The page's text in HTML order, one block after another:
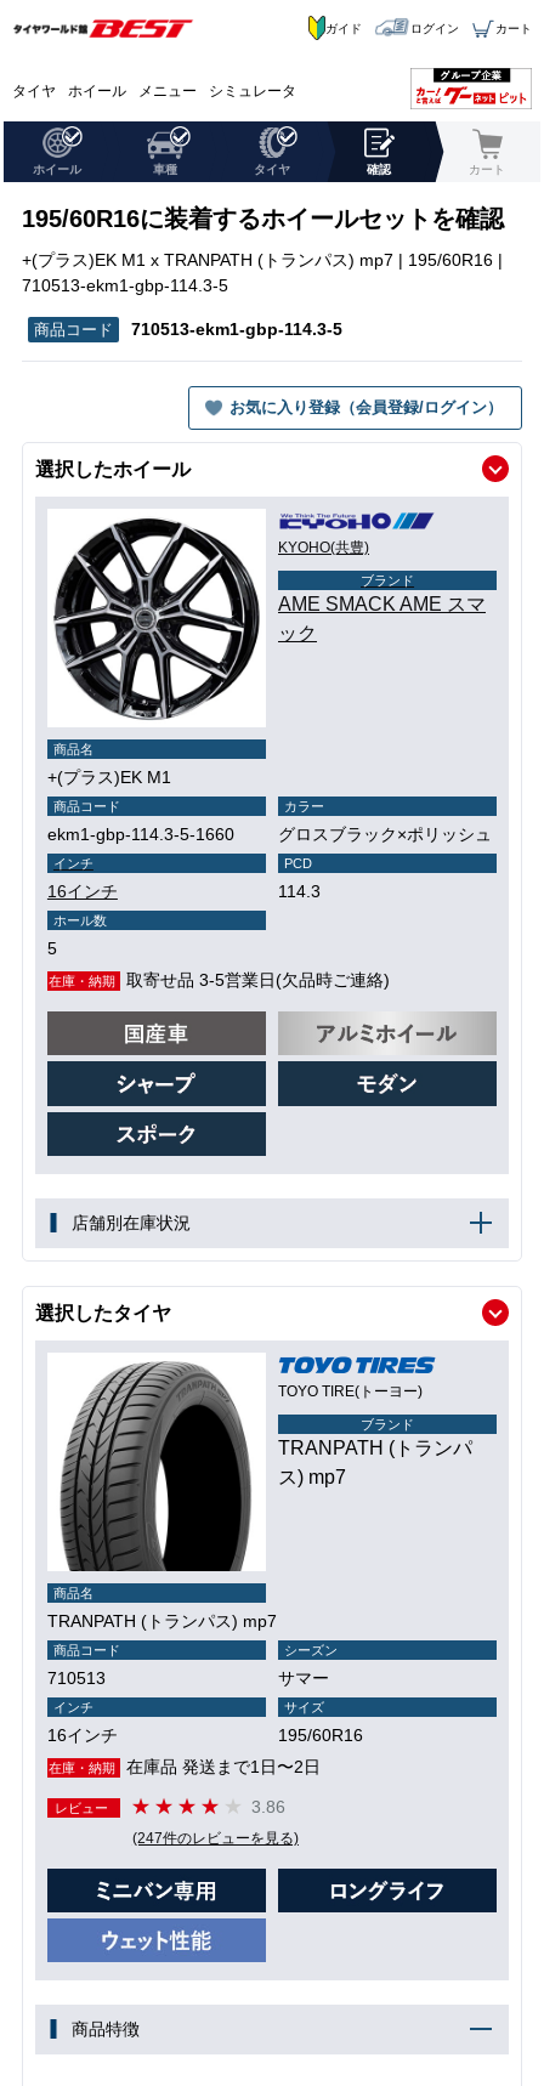
タイヤ ホイール メニュー シミュレータ
ガイド ログイン カート
ホイール 車種 タイヤ 確認 カート
195/60R16に装着するホイールセットを確認
+(プラス)EK M1 x TRANPATH (トランパス) mp7 | 195/60R16 |
710513-ekm1-gbp-114.3-5
710513-ekm1-gbp-114.3-5
お気に入り登録（会員登録/ログイン）
選択したホイール
KYOHO(共豊)
ブランド
AME SMACK AME スマ
ック
商品名
+(プラス)EK M1
商品コード
ekm1-gbp-114.3-5-1660
カラー
グロスブラック×ポリッシュ
インチ
16インチ
PCD
114.3
ホール数
5
在庫・納期 取寄せ品 3-5営業日(欠品時ご連絡)
店舗別在庫状況
選択したタイヤ
TOYO TIRE(トーヨー)
ブランド
TRANPATH (トランパ
ス) mp7
商品名
TRANPATH (トランパス) mp7
商品コード
710513
シーズン
サマー
インチ
16インチ
サイズ
195/60R16
在庫・納期 在庫品 発送まで1日〜2日
レビュー 3.86
(247件のレビューを見る)
商品特徴